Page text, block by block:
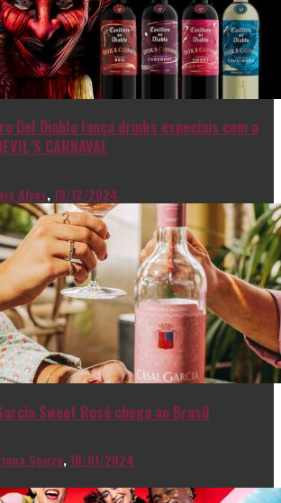
Del Diablo lança drinks especiais com a
CARNAVAL
Alves,13/12/2024
Sweet Rosé chega ao Brasil
Souza,10/01/2024